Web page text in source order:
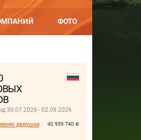
ФОТО
30.07.2026 - 02.08.2026
45 939 740 руб.
дедушке